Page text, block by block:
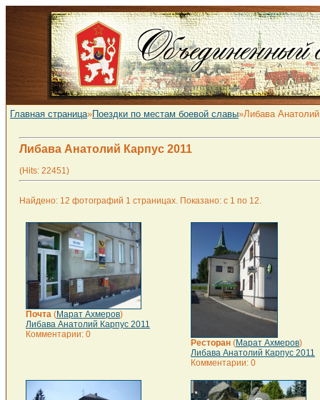
Главная страница»Поездки по местам боевой славы»Либава
Либава Анатолий Карпус 2011
(Hits: 22451)
Найдено: 12 фотографий 1 страницах. Показано: с 1 по 12.
Почта (Марат Ахмеров)
Либава Анатолий Карпус 2011
Комментарии: 0
Ресторан (Марат Ахмеров)
Либава Анатолий Карпус 2011
Комментарии: 0